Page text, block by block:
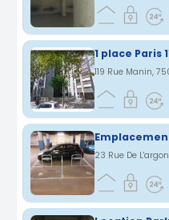
1 place Paris
119 Rue Manin,
23 Rue De